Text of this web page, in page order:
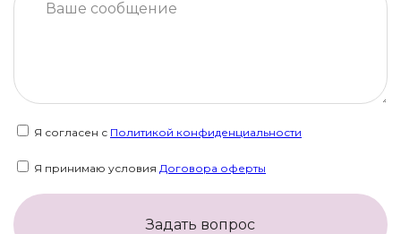
Я согласен с Политикой конфиденциальности
Я принимаю условия Договора оферты
Задать вопрос